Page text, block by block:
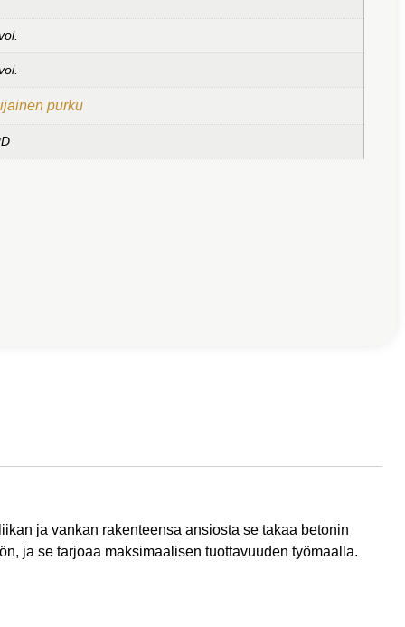
purku
ja vankan rakenteensa ansiosta se takaa betonin
ja se tarjoaa maksimaalisen tuottavuuden työmaalla.